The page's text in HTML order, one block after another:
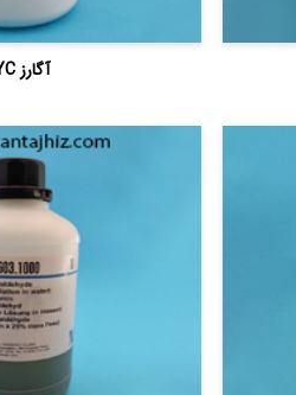
آگارز DYC